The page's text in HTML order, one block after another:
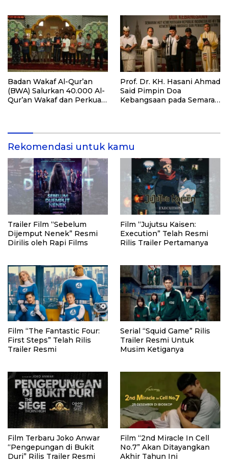
Santri dan Guru Honorer
Badan Wakaf Al-Qur’an
(BWA) Salurkan 40.000 Al-
Qur’an Wakaf dan Perkuat
Prof. Dr. KH. Hasani Ahmad
Said Pimpin Doa
Kebangsaan pada Semarak
Rekomendasi untuk kamu
Trailer Film “Sebelum
Dijemput Nenek” Resmi
Dirilis oleh Rapi Films
Film “Jujutsu Kaisen:
Execution” Telah Resmi
Rilis Trailer Pertamanya
Film “The Fantastic Four:
First Steps” Telah Rilis
Trailer Resmi
Serial “Squid Game” Rilis
Trailer Resmi Untuk
Musim Ketiganya
Film Terbaru Joko Anwar
“Pengepungan di Bukit
Duri” Rilis Trailer Resmi
Film “2nd Miracle In Cell
No.7” Akan Ditayangkan
Akhir Tahun Ini